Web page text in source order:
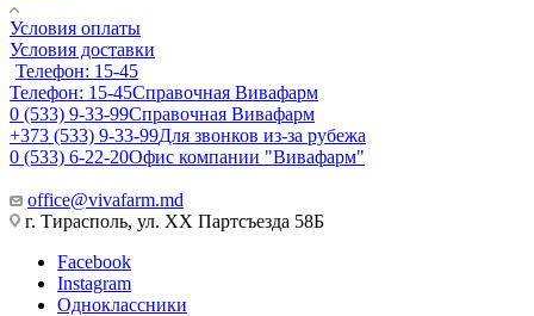
Условия оплаты
Условия доставки
Телефон: 15-45
Телефон: 15-45Справочная Вивафарм
0 (533) 9-33-99Справочная Вивафарм
+373 (533) 9-33-99Для звонков из-за рубежа
0 (533) 6-22-20Офис компании "Вивафарм"
office@vivafarm.md
г. Тирасполь, ул. ХХ Партсъезда 58Б
Facebook
Instagram
Одноклассники